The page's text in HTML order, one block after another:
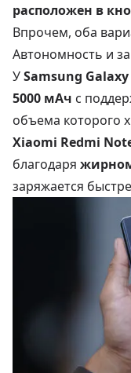
расположен в
Впрочем, оба
Автономность и
УSamsung Galaxy
5000 мАч с
объема которого
Xiaomi Redmi
благодаря
заряжается